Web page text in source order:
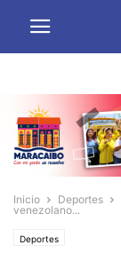
Inicio Deportes
venezolano...
Deportes